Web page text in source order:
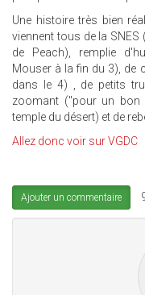
Une histoire très bien
viennent tous de la SNES
de Peach), remplie
Mouser à la fin du 3), de
dans le 4) , de petits
zoomant ("pour un bon
temple du désert) et de
Allez donc voir sur VGDC
Ajouter un commentaire